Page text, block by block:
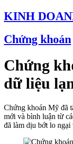
KINH
Chứng khoán
Chứng
dữ liệu
Chứng khoán Mỹ đã
mới và bình luận từ
đã làm dịu bớt lo